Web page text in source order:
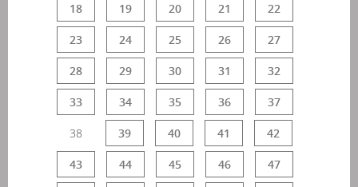
18 19 20 21 22
23 24 25 26 27
28 29 30 31 32
33 34 35 36 37
38 39 40 41 42
43 44 45 46 47